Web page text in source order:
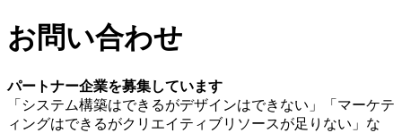
お問い合わせ
パートナー企業を募集しています
「システム構築はできるがデザインはできない」「マーケテ
ィングはできるがクリエイティブリソースが足りない」な